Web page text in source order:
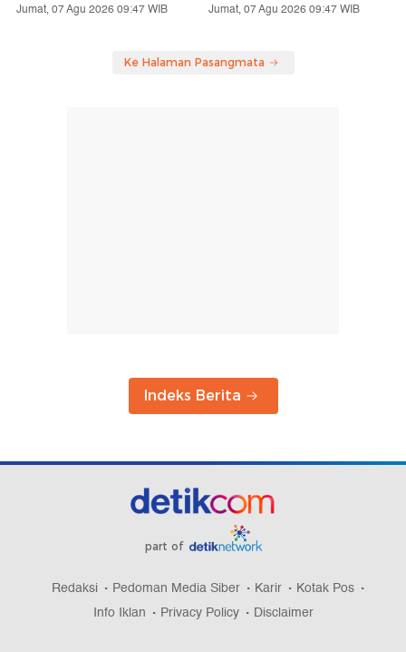
Jumat, 07 Agu 2026 09:47 WIB Jumat, 07 Agu 2026 09:47 WIB
Ke Halaman Pasangmata
Indeks Berita
part of
Redaksi Pedoman Media Siber Karir
Kotak Pos
Info Iklan
Privacy Policy Disclaimer